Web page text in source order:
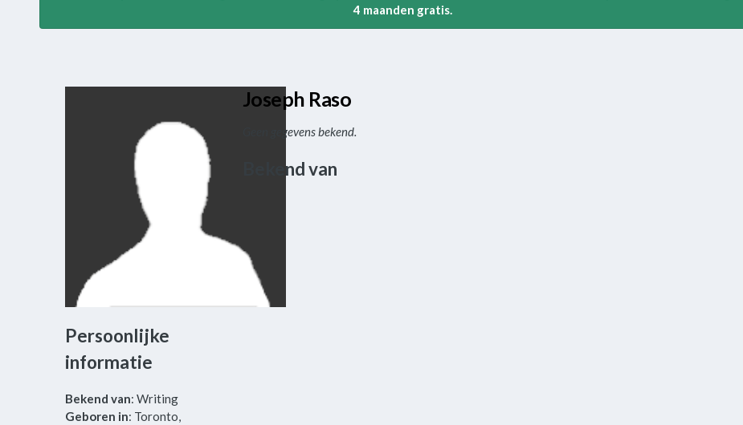
4 maanden gratis.
Persoonlijke
informatie
Bekend van: Writing
Geboren in: Toronto,
Joseph Raso
Geen gegevens bekend.
Bekend van